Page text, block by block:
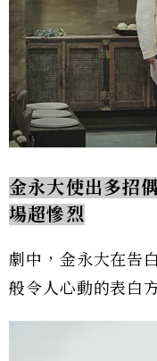
金永大使出多招
場超慘烈
劇中，金永大在告
般令人心動的表白